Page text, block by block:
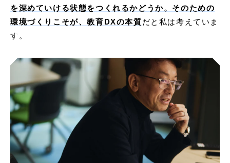
を深めていける状態をつくれるかどうか。そのための
環境づくりこそが、教育DXの本質だと私は考えていま
す。